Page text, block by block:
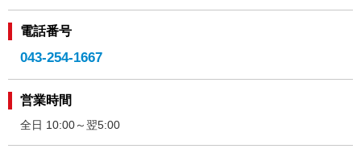
電話番号
043-254-1667
営業時間
全日 10:00～翌5:00